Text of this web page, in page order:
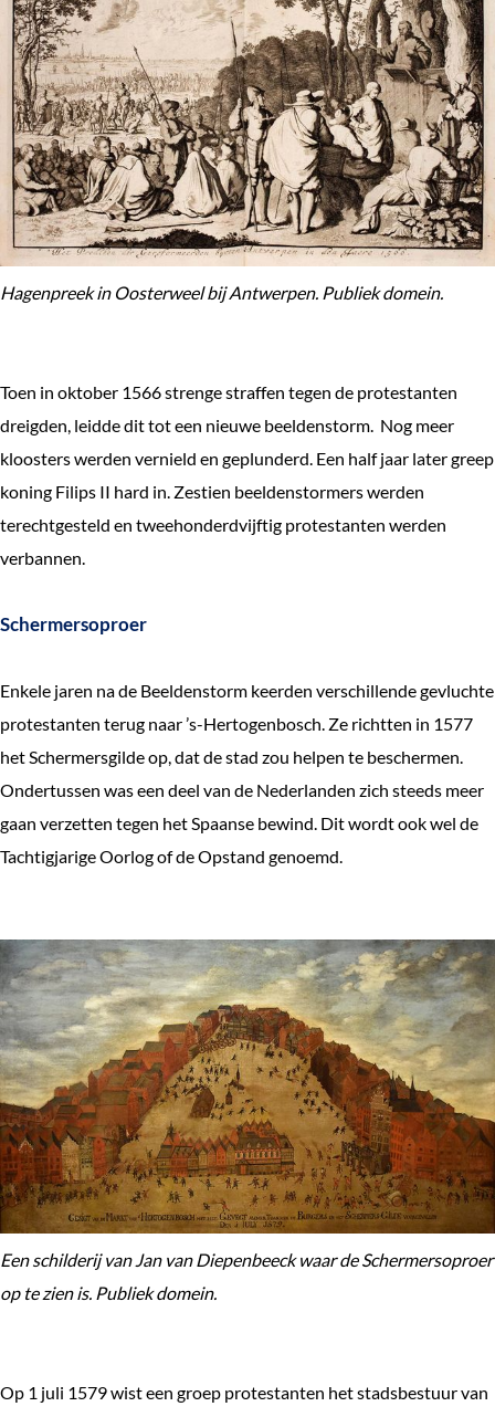
Hagenpreek in Oosterweel bij Antwerpen. Publiek domein.
Toen in oktober 1566 strenge straffen tegen de protestanten
dreigden, leidde dit tot een nieuwe beeldenstorm. Nog meer
kloosters werden vernield en geplunderd. Een half jaar later greep
koning Filips II hard in. Zestien beeldenstormers werden
terechtgesteld en tweehonderdvijftig protestanten werden
verbannen.
Schermersoproer
Enkele jaren na de Beeldenstorm keerden verschillende gevluchte
protestanten terug naar ’s-Hertogenbosch. Ze richtten in 1577
het Schermersgilde op, dat de stad zou helpen te beschermen.
Ondertussen was een deel van de Nederlanden zich steeds meer
gaan verzetten tegen het Spaanse bewind. Dit wordt ook wel de
Tachtigjarige Oorlog of de Opstand genoemd.
Een schilderij van Jan van Diepenbeeck waar de Schermersoproer
op te zien is. Publiek domein.
Op 1 juli 1579 wist een groep protestanten het stadsbestuur van